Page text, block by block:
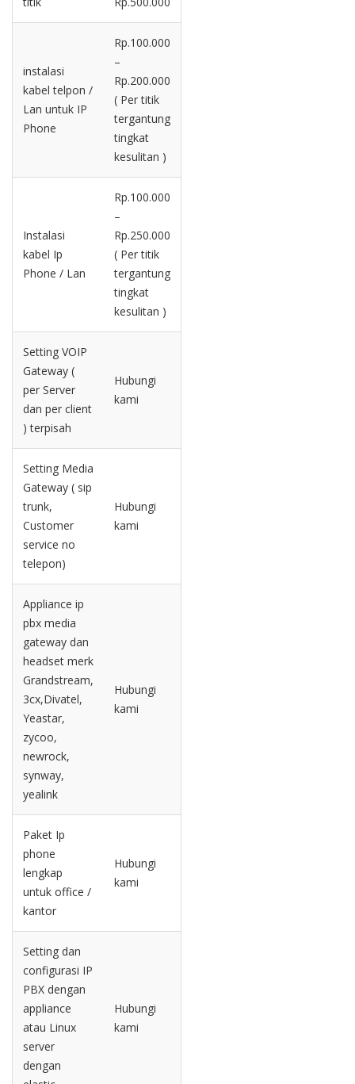
instalasi
kabel telpon /
Lan untuk IP
Phone
Rp.100.000
–
Rp.200.000
( Per titik
tergantung
tingkat
kesulitan )
Instalasi
kabel Ip
Phone / Lan
Rp.100.000
–
Rp.250.000
( Per titik
tergantung
tingkat
kesulitan )
Setting VOIP
Gateway (
per Server
dan per client
) terpisah
Hubungi
kami
Setting Media
Gateway ( sip
trunk,
Customer
service no
telepon)
Hubungi
kami
Appliance ip
pbx media
gateway dan
headset merk
Grandstream,
3cx,Divatel,
Yeastar,
zycoo,
newrock,
synway,
yealink
Hubungi
kami
Paket Ip
phone
lengkap
untuk office /
kantor
Hubungi
kami
Setting dan
configurasi IP
PBX dengan
appliance
atau Linux
server
dengan
Hubungi
kami